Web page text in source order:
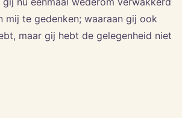
mij te gedenken; waaraan gij ook
maar gij hebt de gelegenheid niet